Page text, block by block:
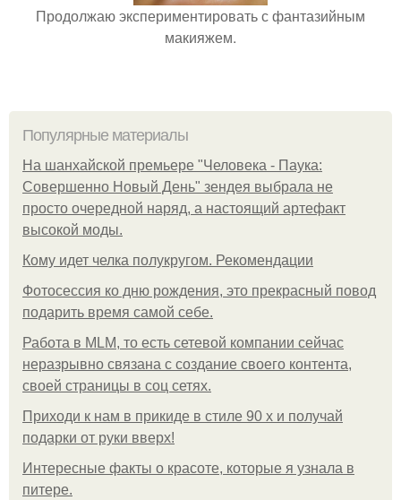
Продолжаю экспериментировать с фантазийным
макияжем.
Популярные материалы
На шанхайской премьере "Человека - Паука:
Совершенно Новый День" зендея выбрала не
просто очередной наряд, а настоящий артефакт
высокой моды.
Кому идет челка полукругом. Рекомендации
Фотосессия ко дню рождения, это прекрасный повод
подарить время самой себе.
Работа в MLM, то есть сетевой компании сейчас
неразрывно связана с создание своего контента,
своей страницы в соц сетях.
Приходи к нам в прикиде в стиле 90 х и получай
подарки от руки вверх!
Интересные факты о красоте, которые я узнала в
питере.